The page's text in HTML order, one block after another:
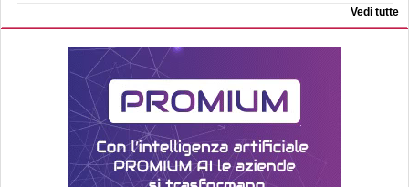
Vedi tutte